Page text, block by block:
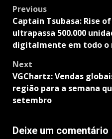
Post
navigation
Previous
Captain Tsubasa: Rise
ultrapassa 500.000
digitalmente em todo o
Next
VGChartz: Vendas
região para a semana
setembro
Deixe um comentário